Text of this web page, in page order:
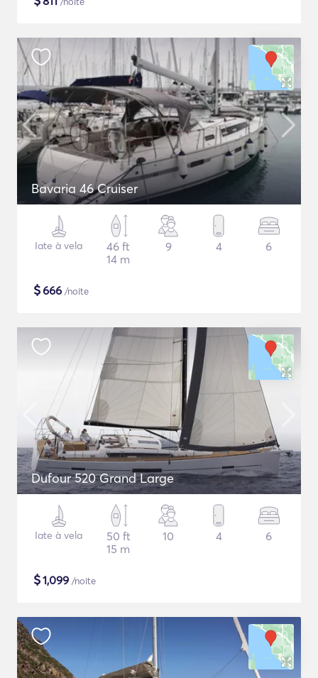
Bavaria 46 Cruiser
Iate à vela
46 ft
14 m
9 4 6
$666 /noite
Dufour 520 Grand Large
Iate à vela
50 ft
15 m
10 4 6
$1,099 /noite